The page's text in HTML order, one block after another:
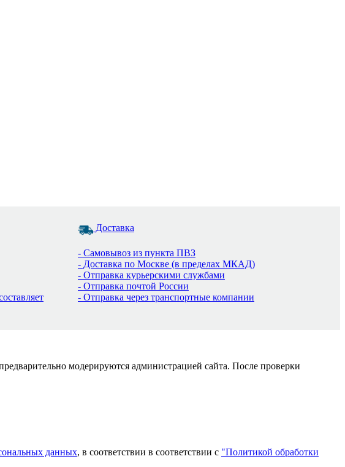
Доставка
- Самовывоз из пункта ПВЗ
- Доставка по Москве (в пределах МКАД)
- Отправка курьерскими службами
- Отправка почтой России
- Отправка через транспортные компании
модерируются администрацией сайта. После проверки
данных, в соответствии в соответствии с "Политикой обработки